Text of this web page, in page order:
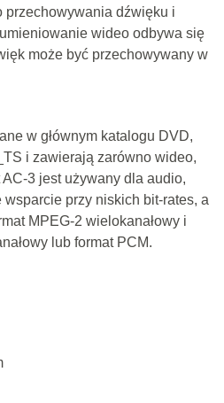
przechowywania dźwięku i
wideo odbywa się
może być przechowywany w
w głównym katalogu DVD,
i zawierają zarówno wideo,
3 jest używany dla audio,
przy niskich bit-rates, a
MPEG-2 wielokanałowy i
lub format PCM.